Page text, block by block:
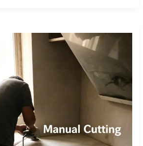
اليدوي
منشار
الجسر
CNC:
مقارنة
واقعية
المصنع